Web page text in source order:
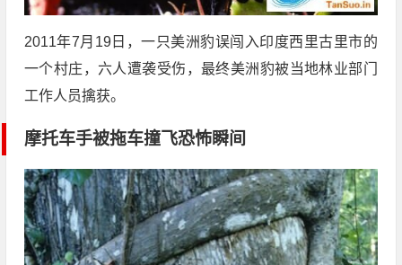
2011年7月19日，一只美洲豹误闯入印度西里古里市的
一个村庄，六人遭袭受伤，最终美洲豹被当地林业部门
工作人员擒获。
摩托车手被拖车撞飞恐怖瞬间